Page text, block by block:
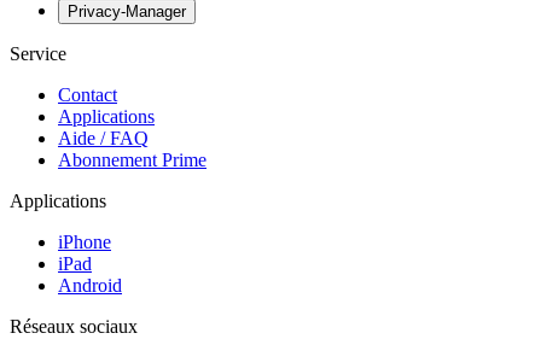
Privacy-Manager
Service
Contact
Applications
Aide / FAQ
Abonnement Prime
Applications
iPhone
iPad
Android
Réseaux sociaux